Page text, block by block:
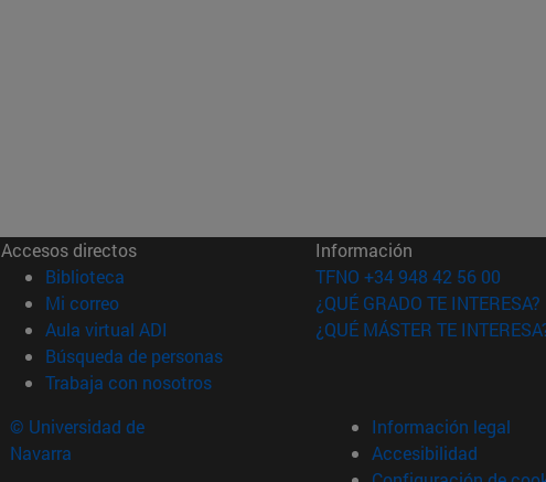
Accesos directos
Biblioteca (abre en nueva ventana)
Mi correo(abre en nueva ventana)
Aula virtual ADI (abre en nueva ventana)
Búsqueda de personas(abre en nueva ventana)
Trabaja con nosotros(abre en nueva ventana)
Información
TFNO +34 948 42 56 00
¿QUÉ GRADO TE INTERESA?
¿QUÉ MÁSTER TE
© Universidad de
Navarra
Información legal
Accesibilidad